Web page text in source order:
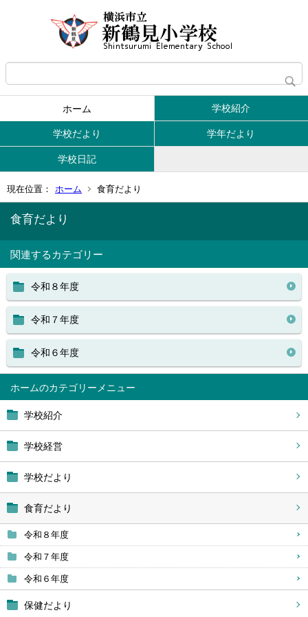
ホーム 学校紹介
学校だより 学年だより
学校日記
現在位置： ホーム 食育だより
ホーム
学校紹介
学校経営
学校だより
食育だより
令和８年度
令和７年度
令和６年度
保健だより
食育だより
関連するカテゴリー
令和８年度
令和７年度
令和６年度